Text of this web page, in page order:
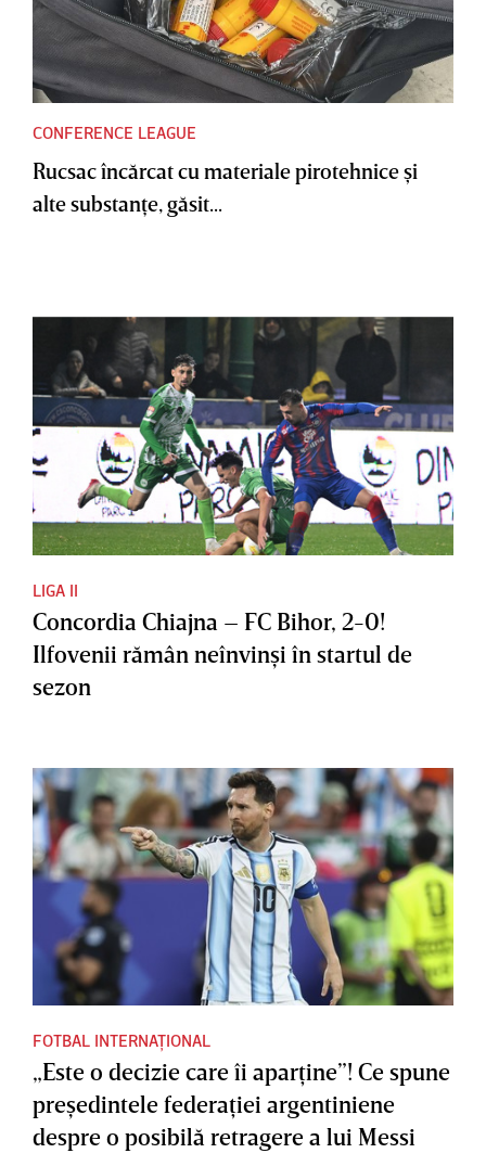
CONFERENCE LEAGUE
Rucsac încărcat cu materiale pirotehnice şi
alte substanţe, găsit...
LIGA II
Concordia Chiajna – FC Bihor, 2-0!
Ilfovenii rămân neînvinşi în startul de
sezon
FOTBAL INTERNAȚIONAL
„Este o decizie care îi aparţine”! Ce spune
preşedintele federaţiei argentiniene
despre o posibilă retragere a lui Messi